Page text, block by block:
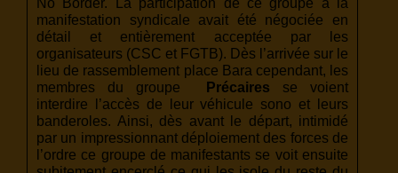
No Border. La participation de ce groupe à la
manifestation syndicale avait été négociée en
détail et entièrement acceptée par les
organisateurs (CSC et FGTB). Dès l’arrivée sur le
lieu de rassemblement place Bara cependant, les
membres du groupe
Précaires se voient
interdire l’accès de leur véhicule sono et leurs
banderoles. Ainsi, dès avant le départ, intimidé
par un impressionnant déploiement des forces de
l’ordre ce groupe de manifestants se voit ensuite